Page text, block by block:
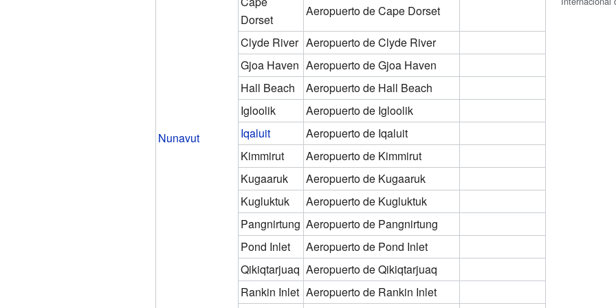
Nunavut
Dorset
Aeropuerto de Cape Dorset
Clyde River Aeropuerto de Clyde River
Gjoa Haven Aeropuerto de Gjoa Haven
Hall Beach
Aeropuerto de Hall Beach
Igloolik
Aeropuerto de Igloolik
Iqaluit
Aeropuerto de Iqaluit
Kimmirut
Aeropuerto de Kimmirut
Kugaaruk
Aeropuerto de Kugaaruk
Kugluktuk
Aeropuerto de Kugluktuk
Pangnirtung Aeropuerto de Pangnirtung
Pond Inlet
Aeropuerto de Pond Inlet
Qikiqtarjuaq Aeropuerto de Qikiqtarjuaq
Rankin Inlet Aeropuerto de Rankin Inlet